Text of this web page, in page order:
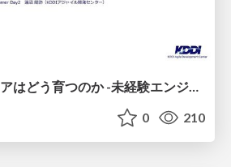
AI時代、エンジニアはどう育つのか -未経験エンジニアの成長を間近で見て考えたこと-
0 210